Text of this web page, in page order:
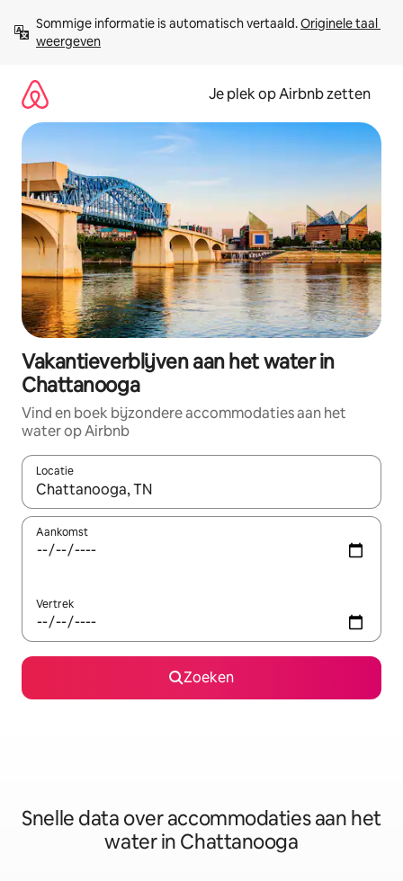
direct
naar
Sommige informatie is automatisch vertaald. Originele taal
weergeven
Je plek op Airbnb zetten
Vakantieverblijven aan het water in
Chattanooga
Vind en boek bijzondere accommodaties aan het
water op Airbnb
Locatie
Wanneer er resultaten beschikbaar zijn, maak je een keuze
Aankomst
Vertrek
Zoeken
Snelle data over accommodaties aan het
water in Chattanooga